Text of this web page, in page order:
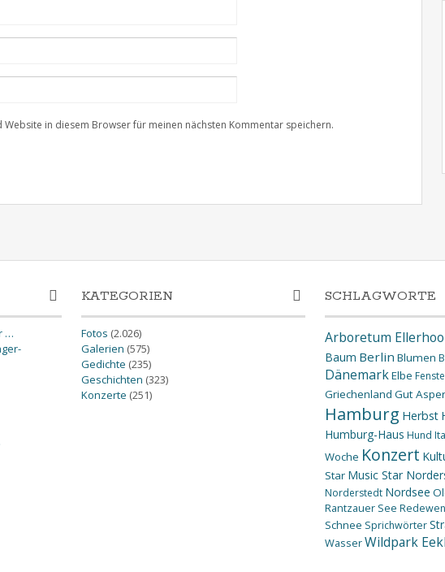
Website in diesem Browser für meinen nächsten Kommentar speichern.
…
KATEGORIEN
Fotos (2.026)
Galerien (575)
Gedichte (235)
Geschichten (323)
Konzerte (251)
SCHLAGWORTE
Arboretum
Baum Berlin Blumen
DänemarkElbe
Griechenland Gut
Hamburg Herbst
Humburg-Haus Hund
Woche Konzert
Star Music Star
Norderstedt Nordsee
Rantzauer See
Schnee Sprichwörter
WasserWildpark